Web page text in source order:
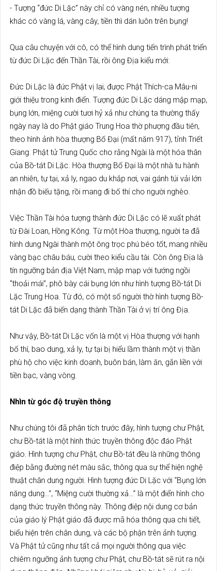
- Tượng “đức Di Lặc” này chỉ có vàng nén, nhiều tượng
khác có vàng lá, vàng cây, tiền thì dán luôn trên bụng!
Qua câu chuyện với cô, có thể hình dung tiến trình phát triển
từ đức Di Lặc đến Thần Tài, rồi ông Địa kiểu mới:
Đức Di Lặc là đức Phật vị lai, được Phật Thích-ca Mâu-ni
giới thiệu trong kinh điển. Tượng đức Di Lặc dáng mập mạp,
bụng lớn, miệng cười tươi hỷ xả như chúng ta thường thấy
ngày nay là do Phật giáo Trung Hoa thờ phượng đầu tiên,
theo hình ảnh hòa thượng Bố Đại (mất năm 917), tỉnh Triết
Giang. Phật tử Trung Quốc cho rằng Ngài là một hóa thân
của Bồ-tát Di Lặc. Hòa thượng Bố Đại là một nhà tu hành
an nhiên, tự tại, xả ly, ngao du khắp nơi, vai gánh túi vải lớn
nhận đồ biếu tặng, rồi mang đi bố thí cho người nghèo.
Việc Thần Tài hóa tượng thành đức Di Lặc có lẽ xuất phát
từ Đài Loan, Hồng Kông. Từ một Hòa thượng, người ta đã
hình dung Ngài thành một ông trọc phú béo tốt, mang nhiều
vàng bạc châu báu, cười theo kiểu cầu tài. Còn ông Địa là
tín ngưỡng bản địa Việt Nam, mập mạp với tướng ngồi
“thoải mái”, phô bày cái bụng lớn như hình tượng Bồ-tát Di
Lặc Trung Hoa. Từ đó, có một số người thờ hình tượng Bồ-
tát Di Lặc đã biến dạng thành Thần Tài ở vị trí ông Địa.
Như vậy, Bồ-tát Di Lặc vốn là một vị Hòa thượng với hạnh
bố thí, bao dung, xả ly, tự tại bị hiểu lầm thành một vị thần
phù hộ cho việc kinh doanh, buôn bán, làm ăn, gắn liền với
tiền bạc, vàng vòng.
Nhìn từ góc độ truyền thông
Như chúng tôi đã phân tích trước đây, hình tượng chư Phật,
chư Bồ-tát là một hình thức truyền thông độc đáo Phật
giáo. Hình tượng chư Phật, chư Bồ-tát đều là những thông
điệp bằng đường nét màu sắc, thông qua sự thể hiện nghệ
thuật chân dung người. Hình tượng đức Di Lặc với “Bụng lớn
năng dung…”, “Miệng cười thường xả…” là một điển hình cho
dạng thức truyền thông này. Thông điệp nội dung cơ bản
của giáo lý Phật giáo đã được mã hóa thông qua chi tiết,
biểu hiện trên chân dung, và các bộ phận trên ảnh tượng.
Và Phật tử cũng như tất cả mọi người thông qua việc
chiêm ngưỡng ảnh tượng chư Phật, chư Bồ-tát sẽ rút ra nội